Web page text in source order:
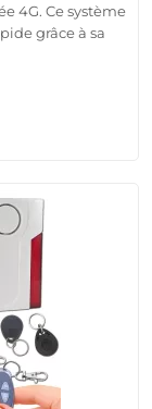
4G. Ce système
grâce à sa
dissuade
des notifications
application
box internet, ce
maison ou
et
tandis que les
à vos
proches, à un
dès maintenant
!